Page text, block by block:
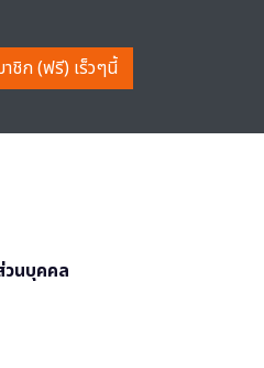
ชิก (ฟรี) เร็วๆนี้
วนบุคคล